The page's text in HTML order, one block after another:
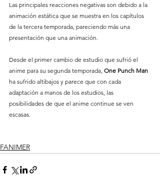
Las principales reacciones negativas son debido a la
animación estática que se muestra en los capítulos
de la tercera temporada, pareciendo más una
presentación que una animación.
Desde el primer cambio de estudio que sufrió el
anime para su segunda temporada, One Punch Man
ha sufrido altibajos y parece que con cada
adaptación a manos de los estudios, las
posibilidades de que el anime continue se ven
escasas.
FANIMER